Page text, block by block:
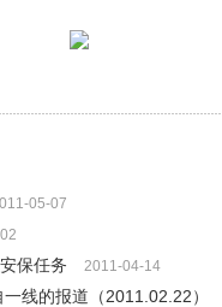
05-07
保任务 2011-04-14
线的报道（2011.02.22）